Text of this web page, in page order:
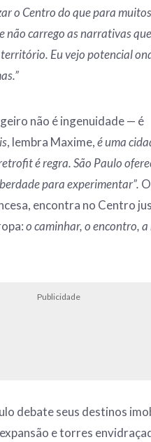
o Centro do que para muitos
não carrego as narrativasque
Eu vejo potencial
não é ingenuidade — é
, lembra Maxime,é uma
é regra. São Paulo
para experimentar”.
encontra no Centro
o caminhar, o encontro,
Publicidade
debate seus destinos
e torres